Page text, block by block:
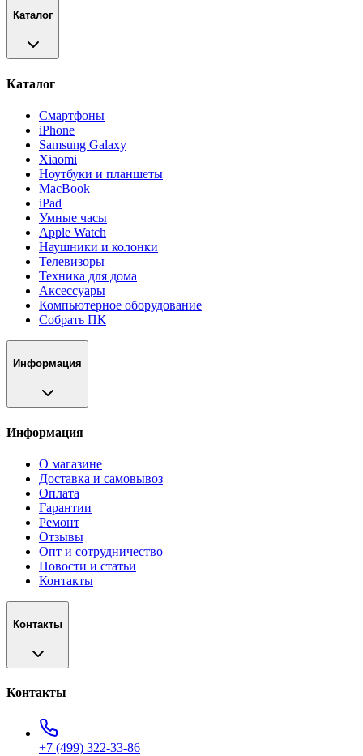
Каталог
Каталог
Смартфоны
iPhone
Samsung Galaxy
Xiaomi
Ноутбуки и планшеты
MacBook
iPad
Умные часы
Apple Watch
Наушники и колонки
Телевизоры
Техника для дома
Аксессуары
Компьютерное оборудование
Собрать ПК
Информация
Информация
О магазине
Доставка и самовывоз
Оплата
Гарантии
Ремонт
Отзывы
Опт и сотрудничество
Новости и статьи
Контакты
Контакты
Контакты
+7 (499) 322-33-86